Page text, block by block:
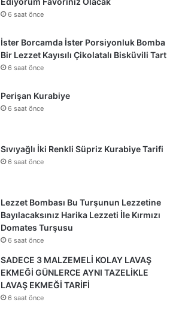
6 saat önce
İster Borcamda İster Porsiyonluk Bomba
Bir Lezzet Kayısılı Çikolatalı Bisküvili Tart
6 saat önce
Perişan Kurabiye
6 saat önce
Sıvıyağlı İki Renkli Süpriz Kurabiye Tarifi
6 saat önce
Lezzet Bombası Bu Turşunun Lezzetine
Bayılacaksınız Harika Lezzeti İle Kırmızı
Domates Turşusu
6 saat önce
SADECE 3 MALZEMELİ KOLAY LAVAŞ
EKMEĞİ GÜNLERCE AYNI TAZELİKLE
LAVAŞ EKMEĞİ TARİFİ
6 saat önce